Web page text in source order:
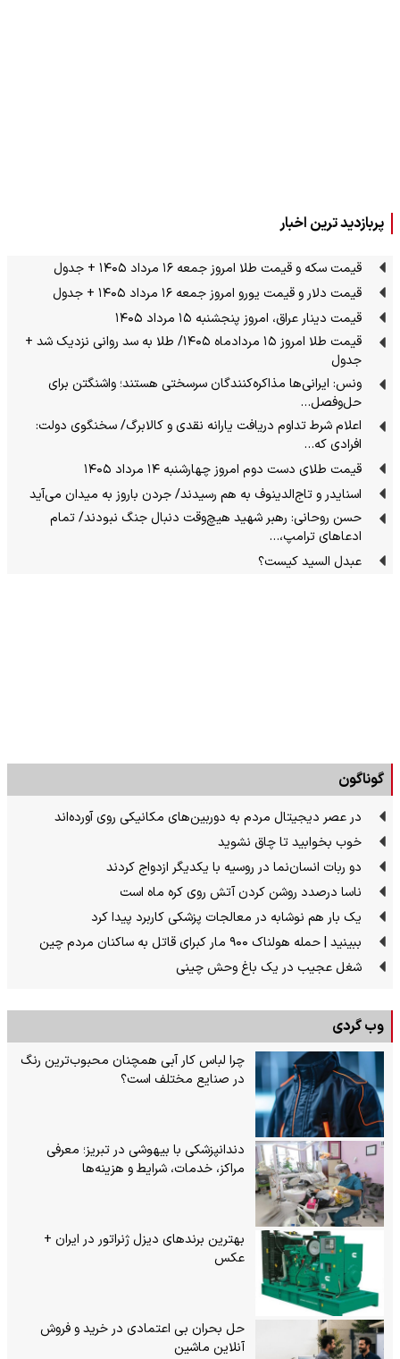
پربازدید ترین اخبار
قیمت سکه و قیمت طلا امروز جمعه ۱۶ مرداد ۱۴۰۵ + جدول
قیمت دلار و قیمت یورو امروز جمعه ۱۶ مرداد ۱۴۰۵ + جدول
قیمت دینار عراق، امروز پنجشنبه ۱۵ مرداد ۱۴۰۵
قیمت طلا امروز ۱۵ مردادماه ۱۴۰۵/ طلا به سد روانی نزدیک شد +
جدول
ونس: ایرانی‌ها مذاکره‌کنندگان سرسختی هستند؛ واشنگتن برای
حل‌وفصل…
اعلام شرط تداوم دریافت یارانه نقدی و کالابرگ/ سخنگوی دولت:
افرادی که…
قیمت طلای دست دوم امروز چهارشنبه ۱۴ مرداد ۱۴۰۵
اسنایدر و تاج‌الدینوف به هم رسیدند/ جردن باروز به میدان می‌آید
حسن روحانی: رهبر شهید هیچ‌وقت دنبال جنگ نبودند/ تمام
ادعاهای ترامپ،…
عبدل السید کیست؟
گوناگون
در عصر دیجیتال مردم به دوربین‌های مکانیکی روی آورده‌اند
خوب بخوابید تا چاق نشوید
دو ربات انسان‌نما در روسیه با یکدیگر ازدواج کردند
ناسا درصدد روشن کردن آتش روی کره ماه است
یک بار هم نوشابه در معالجات پزشکی کاربرد پیدا کرد
ببینید | حمله هولناک ۹۰۰ مار کبرای قاتل به ساکنان مردم چین
شغل عجیب در یک باغ وحش چینی
وب گردی
چرا لباس کار آبی همچنان محبوب‌ترین رنگ
در صنایع مختلف است؟
دندانپزشکی با بیهوشی در تبریز؛ معرفی
مراکز، خدمات، شرایط و هزینه‌ها
بهترین برندهای دیزل ژنراتور در ایران +
عکس
حل بحران بی‌ اعتمادی در خرید و فروش
آنلاین ماشین